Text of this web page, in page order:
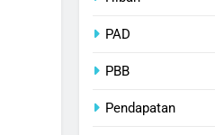
PAD
PBB
Pendapatan